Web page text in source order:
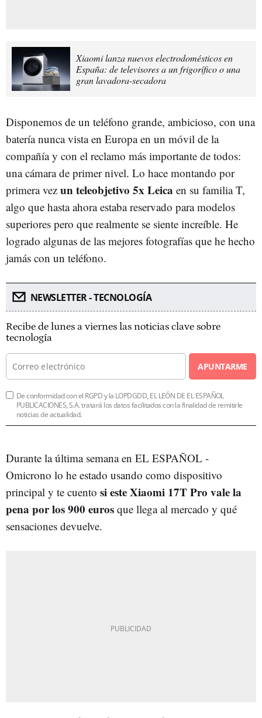
Xiaomi lanza nuevos electrodomésticos en
España: de televisores a un frigorífico o una
gran lavadora-secadora
Disponemos de un teléfono grande, ambicioso, con una
batería nunca vista en Europa en un móvil de la
compañía y con el reclamo más importante de todos:
una cámara de primer nivel. Lo hace montando por
primera vez un teleobjetivo 5x Leica en su familia T,
algo que hasta ahora estaba reservado para modelos
superiores pero que realmente se siente increíble. He
logrado algunas de las mejores fotografías que he hecho
jamás con un teléfono.
NEWSLETTER - TECNOLOGÍA
Recibe de lunes a viernes las noticias clave sobre
tecnología
APUNTARME
De conformidad con el RGPD y la LOPDGDD, EL LEÓN DE EL ESPAÑOL
PUBLICACIONES, S.A. tratará los datos facilitados con la finalidad de remitirle
noticias de actualidad.
Durante la última semana en EL ESPAÑOL -
Omicrono lo he estado usando como dispositivo
principal y te cuento si este Xiaomi 17T Pro vale la
pena por los 900 euros que llega al mercado y qué
sensaciones devuelve.